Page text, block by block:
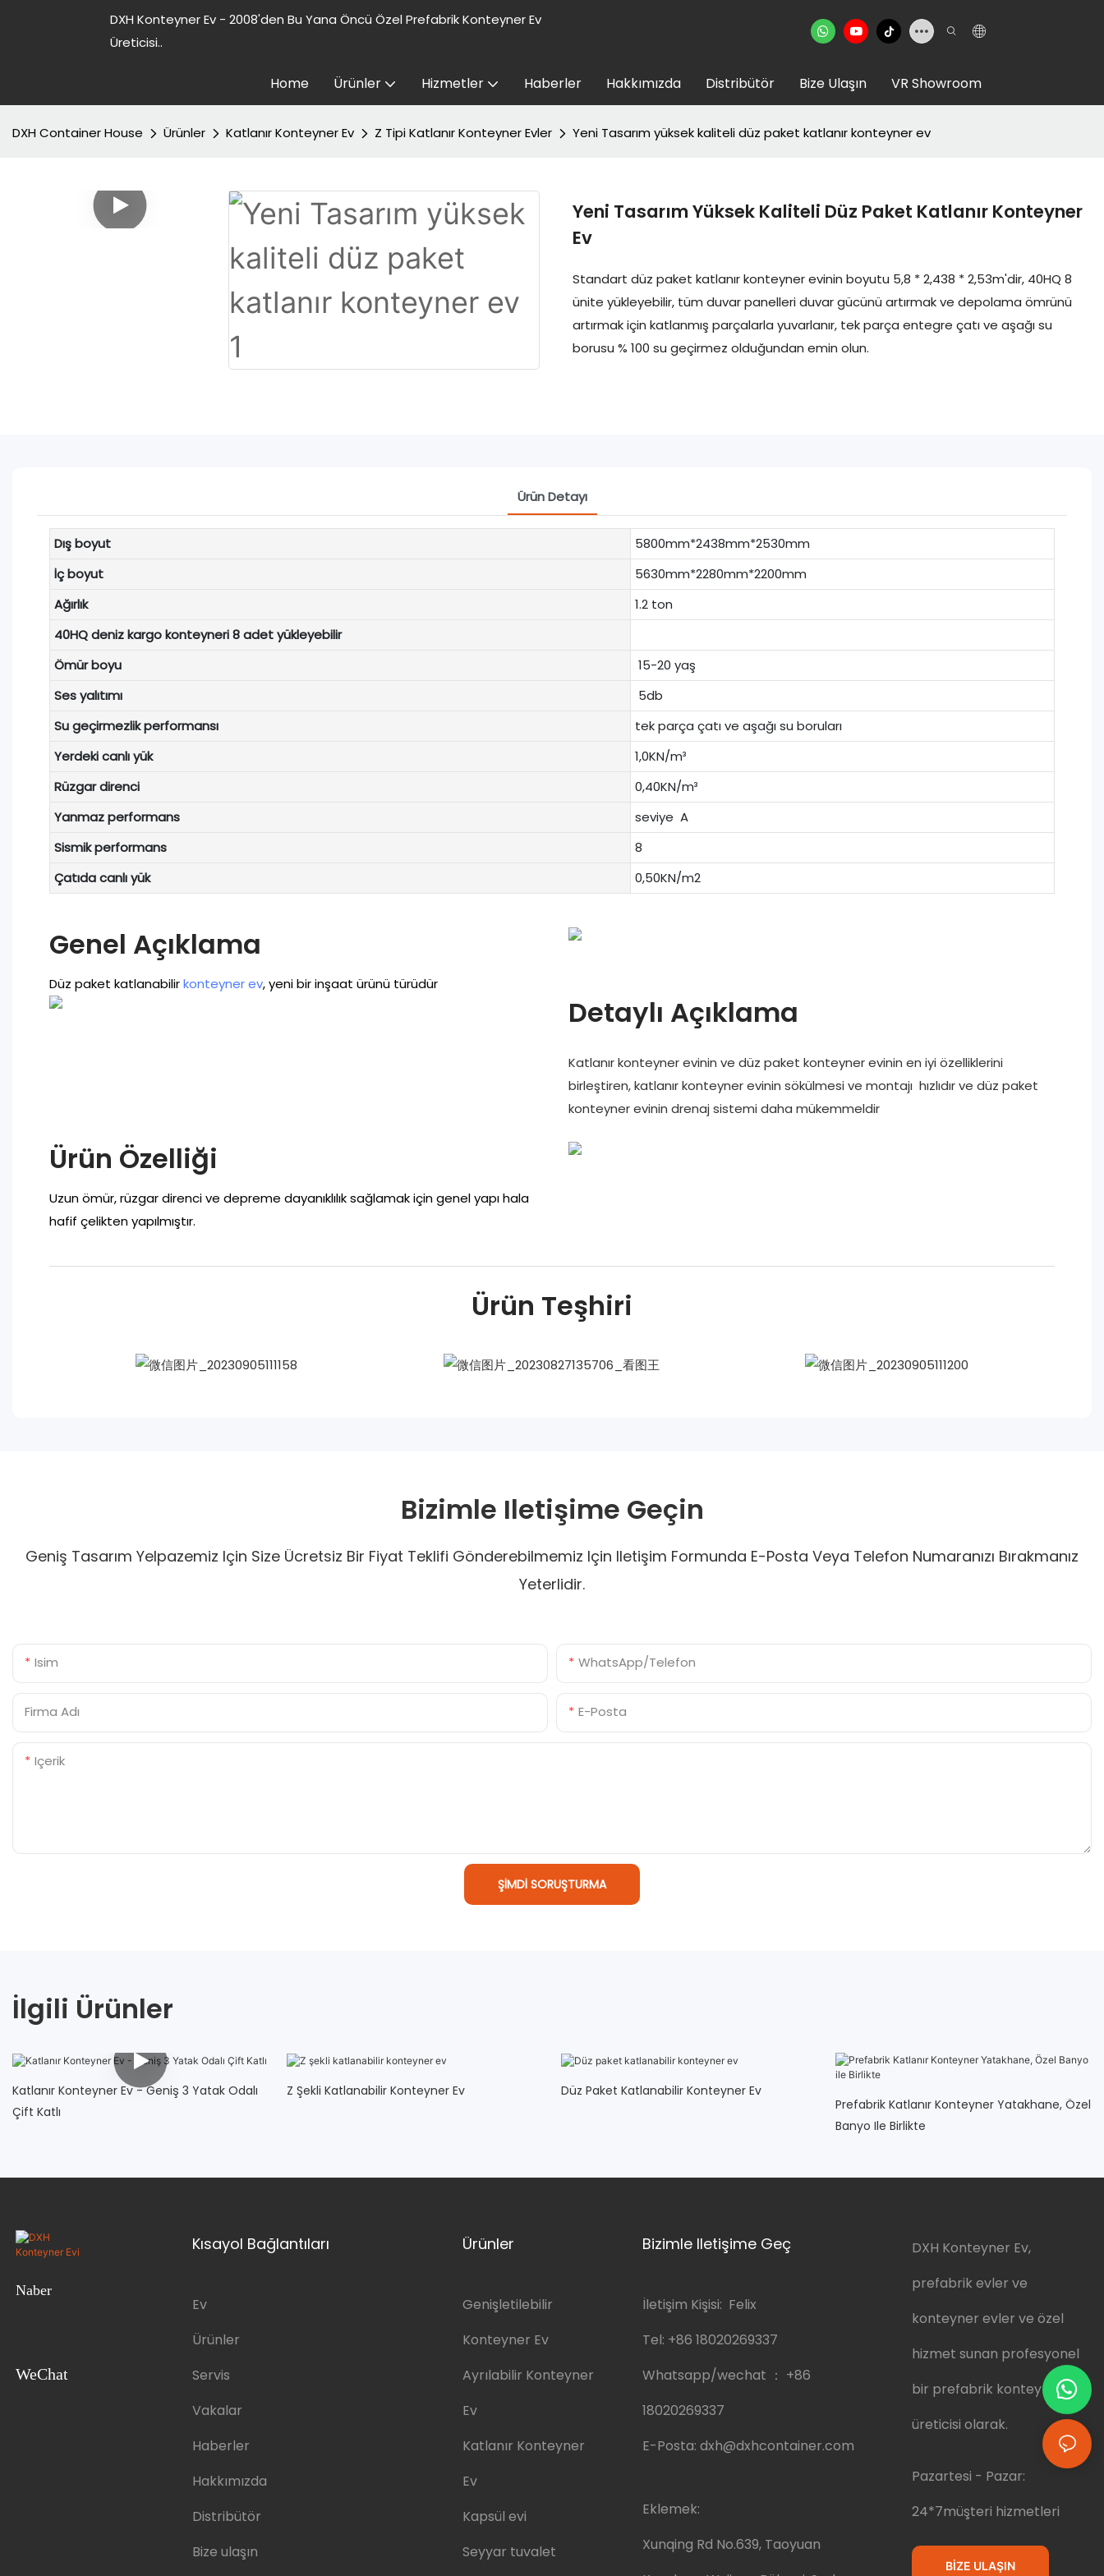
DXH Konteyner Ev - 2008'den Bu Yana Öncü Özel Prefabrik Konteyner Ev
Üreticisi..
Home Ürünler Hizmetler Haberler Hakkımızda Distribütör Bize Ulaşın VR Showroom
DXH Container House Ürünler Katlanır Konteyner Ev Z Tipi Katlanır Konteyner Evler Yeni Tasarım yüksek kaliteli düz paket katlanır konteyner ev
Yeni Tasarım Yüksek Kaliteli Düz Paket Katlanır Konteyner
Ev
Standart düz paket katlanır konteyner evinin boyutu 5,8 * 2,438 * 2,53m'dir, 40HQ 8
ünite yükleyebilir, tüm duvar panelleri duvar gücünü artırmak ve depolama ömrünü
artırmak için katlanmış parçalarla yuvarlanır, tek parça entegre çatı ve aşağı su
borusu % 100 su geçirmez olduğundan emin olun.
Ürün Detayı
Dış boyut
5800mm*2438mm*2530mm
İç boyut
5630mm*2280mm*2200mm
Ağırlık
1.2 ton
40HQ deniz kargo konteyneri 8 adet yükleyebilir
Ömür boyu
15-20 yaş
Ses yalıtımı
5db
Su geçirmezlik performansı
tek parça çatı ve aşağı su boruları
Yerdeki canlı yük
1,0KN/m³
Rüzgar direnci
0,40KN/m³
Yanmaz performans
seviye A
Sismik performans
8
Çatıda canlı yük
0,50KN/m2
Genel Açıklama
Düz paket katlanabilirkonteyner ev, yeni bir inşaat ürünü türüdür
Detaylı Açıklama
Katlanır konteyner evinin ve düz paket konteyner evinin en iyi özelliklerini
birleştiren, katlanır konteyner evinin sökülmesi ve montajı hızlıdır ve düz paket
konteyner evinin drenaj sistemi daha mükemmeldir
Ürün Özelliği
Uzun ömür, rüzgar direnci ve depreme dayanıklılık sağlamak için genel yapı hala
hafif çelikten yapılmıştır.
Ürün Teşhiri
Bizimle Iletişime Geçin
Geniş Tasarım Yelpazemiz Için Size Ücretsiz Bir Fiyat Teklifi Gönderebilmemiz Için Iletişim Formunda E-Posta Veya Telefon Numaranızı Bırakmanız
Yeterlidir.
Isim WhatsApp/Telefon
Firma Adı E-Posta
Içerik
ŞIMDI SORUŞTURMA
İlgili Ürünler
Katlanır Konteyner Ev - Geniş 3 Yatak Odalı
Çift Katlı
Z Şekli Katlanabilir Konteyner Ev
Düz Paket Katlanabilir Konteyner Ev
Prefabrik Katlanır Konteyner Yatakhane, Özel
Banyo Ile Birlikte
Naber
WeChat
Kısayol Bağlantıları
Ev
Ürünler
Servis
Vakalar
Haberler
Hakkımızda
Distribütör
Bize ulaşın
Ürünler
Genişletilebilir
Konteyner Ev
Ayrılabilir Konteyner
Ev
Katlanır Konteyner
Ev
Kapsül evi
Seyyar tuvalet
Bizimle Iletişime Geç
İletişim Kişisi: Felix
Tel: +86 18020269337
Whatsapp/wechat ： +86
18020269337
E-Posta: dxh@dxhcontainer.com
Eklemek:
Xunqing Rd No.639, Taoyuan
DXH Konteyner Ev,
prefabrik evler ve
konteyner evler ve özel
hizmet sunan profesyonel
bir prefabrik konteyner ev
üreticisi olarak.
Pazartesi - Pazar:
24*7müşteri hizmetleri
BIZE ULAŞIN